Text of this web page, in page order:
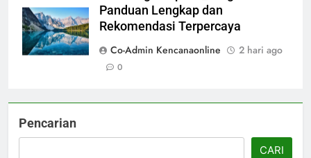
Panduan Lengkap dan
Rekomendasi Terpercaya
Co-Admin Kencanaonline
2 hari ago
0
Pencarian
CARI